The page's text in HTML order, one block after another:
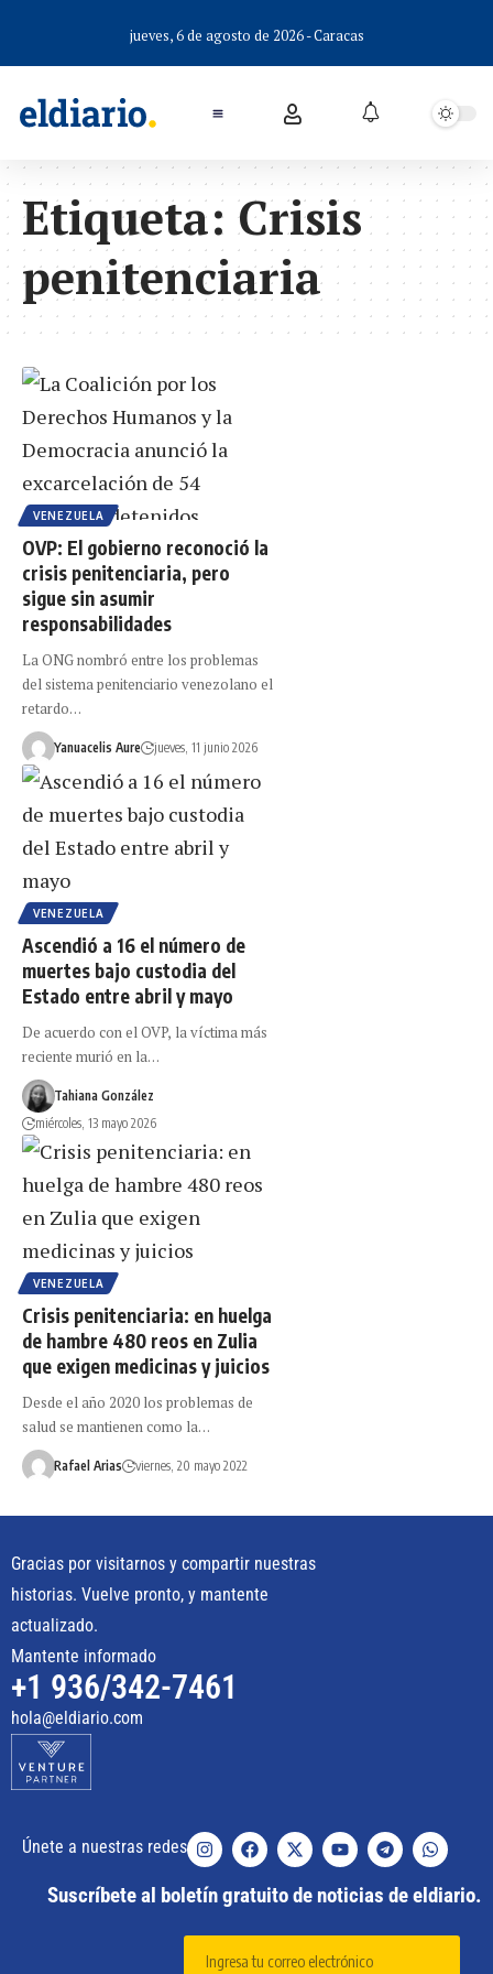
jueves, 6 de agosto de 2026 - Caracas
Etiqueta: Crisis
penitenciaria
VENEZUELA
OVP: El gobierno reconoció la
crisis penitenciaria, pero
sigue sin asumir
responsabilidades
La ONG nombró entre los problemas
del sistema penitenciario venezolano el
retardo…
Yanuacelis Aure jueves, 11 junio 2026
VENEZUELA
Ascendió a 16 el número de
muertes bajo custodia del
Estado entre abril y mayo
De acuerdo con el OVP, la víctima más
reciente murió en la…
Tahiana González
miércoles, 13 mayo 2026
VENEZUELA
Crisis penitenciaria: en huelga
de hambre 480 reos en Zulia
que exigen medicinas y juicios
Desde el año 2020 los problemas de
salud se mantienen como la…
Rafael Arias viernes, 20 mayo 2022
Gracias por visitarnos y compartir nuestras
historias. Vuelve pronto, y mantente
actualizado.
Mantente informado
+1 936/342-7461
hola@eldiario.com
Únete a nuestras redes
Suscríbete al boletín gratuito de noticias de eldiario.